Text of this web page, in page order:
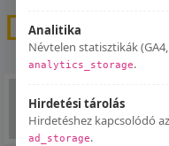
Analitika
Névtelen statisztikák
analytics_storage.
Hirdetési tárolás
Hirdetéshez kapcsolódó
ad_storage.
Dominator
208 209 210 211 212